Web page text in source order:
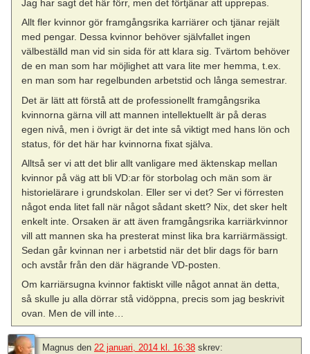
Jag har sagt det här förr, men det förtjänar att upprepas.
Allt fler kvinnor gör framgångsrika karriärer och tjänar rejält
med pengar. Dessa kvinnor behöver självfallet ingen
välbeställd man vid sin sida för att klara sig. Tvärtom behöver
de en man som har möjlighet att vara lite mer hemma, t.ex.
en man som har regelbunden arbetstid och långa semestrar.
Det är lätt att förstå att de professionellt framgångsrika
kvinnorna gärna vill att mannen intellektuellt är på deras
egen nivå, men i övrigt är det inte så viktigt med hans lön och
status, för det här har kvinnorna fixat själva.
Alltså ser vi att det blir allt vanligare med äktenskap mellan
kvinnor på väg att bli VD:ar för storbolag och män som är
historielärare i grundskolan. Eller ser vi det? Ser vi förresten
något enda litet fall när något sådant skett? Nix, det sker helt
enkelt inte. Orsaken är att även framgångsrika karriärkvinnor
vill att mannen ska ha presterat minst lika bra karriärmässigt.
Sedan går kvinnan ner i arbetstid när det blir dags för barn
och avstår från den där hägrande VD-posten.
Om karriärsugna kvinnor faktiskt ville något annat än detta,
så skulle ju alla dörrar stå vidöppna, precis som jag beskrivit
ovan. Men de vill inte…
Magnus den 22 januari, 2014 kl. 16:38 skrev: